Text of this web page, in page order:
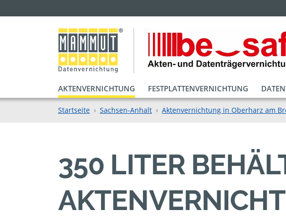
AKTENVERNICHTUNG FESTPLATTENVERNICHTUNG
Startseite Sachsen-Anhalt Aktenvernichtung in Oberharz am
350 LITER